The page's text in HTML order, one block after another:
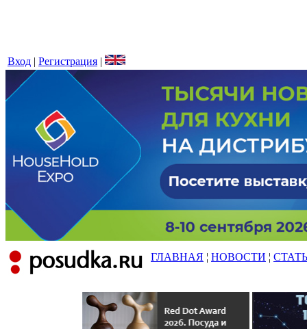
Вход | Регистрация |
ГЛАВНАЯ ¦ НОВОСТИ ¦